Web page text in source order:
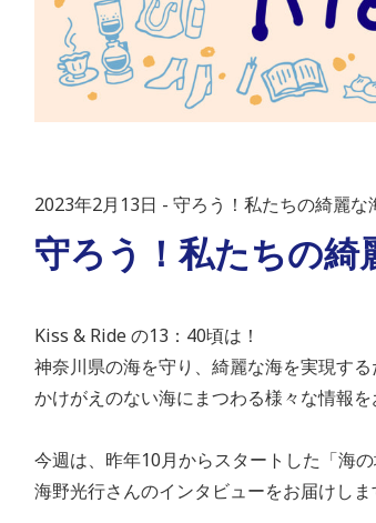
2023年2月13日 守ろう！私たちの綺麗な
守ろう！私たちの綺
Kiss & Ride の13：40頃は！
神奈川県の海を守り、綺麗な海を実現する
かけがえのない海にまつわる様々な情報
今週は、昨年10月からスタートした「海
海野光行さんのインタビューをお届けしま